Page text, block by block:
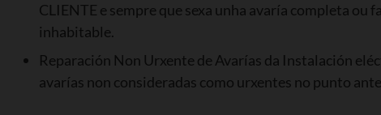
CLIENTE e sempre que sexa unha avaría completa
inhabitable.
Reparación Non Urxente de Avarías da Instalación
avarías non consideradas como urxentes no punto